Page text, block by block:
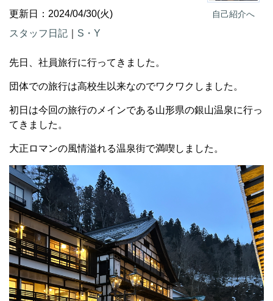
自己紹介へ
更新日：2024/04/30(火)
スタッフ日記
S・Y
先日、社員旅行に行ってきました。
団体での旅行は高校生以来なのでワクワクしました。
初日は今回の旅行のメインである山形県の銀山温泉に行っ
てきました。
大正ロマンの風情溢れる温泉街で満喫しました。